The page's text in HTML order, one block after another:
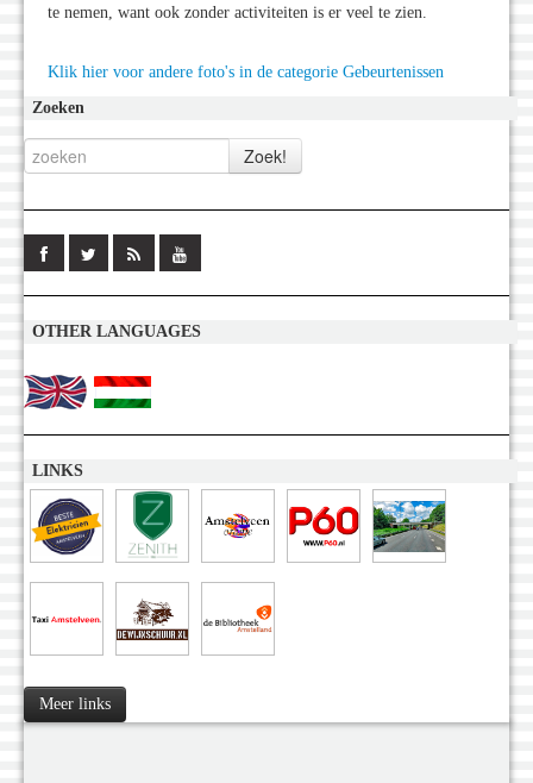
te nemen, want ook zonder activiteiten is er veel te zien.
Klik hier voor andere foto's in de categorie Gebeurtenissen
Zoeken
OTHER LANGUAGES
LINKS
Meer links